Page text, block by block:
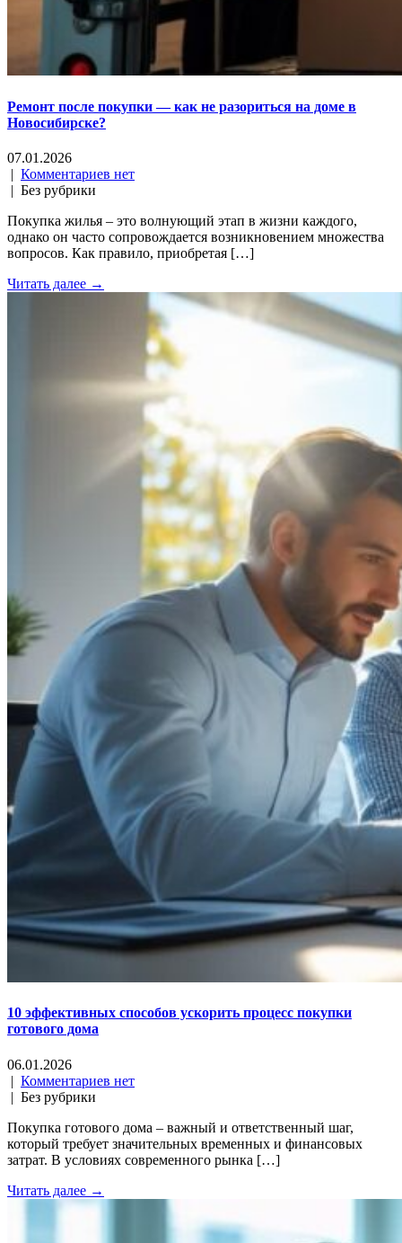
Ремонт после покупки — как не разориться на доме в
Новосибирске?
07.01.2026
| Комментариев нет
| Без рубрики
Покупка жилья – это волнующий этап в жизни каждого,
однако он часто сопровождается возникновением множества
вопросов. Как правило, приобретая […]
Читать далее →
10 эффективных способов ускорить процесс покупки
готового дома
06.01.2026
| Комментариев нет
| Без рубрики
Покупка готового дома – важный и ответственный шаг,
который требует значительных временных и финансовых
затрат. В условиях современного рынка […]
Читать далее →